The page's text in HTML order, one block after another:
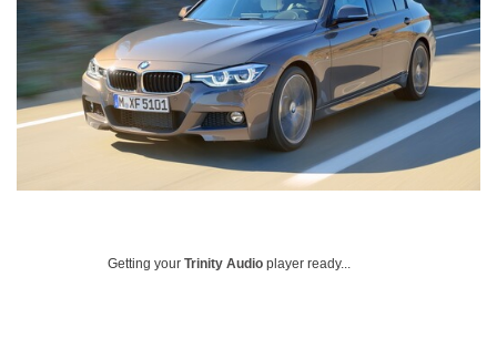
Getting your Trinity Audio player ready...